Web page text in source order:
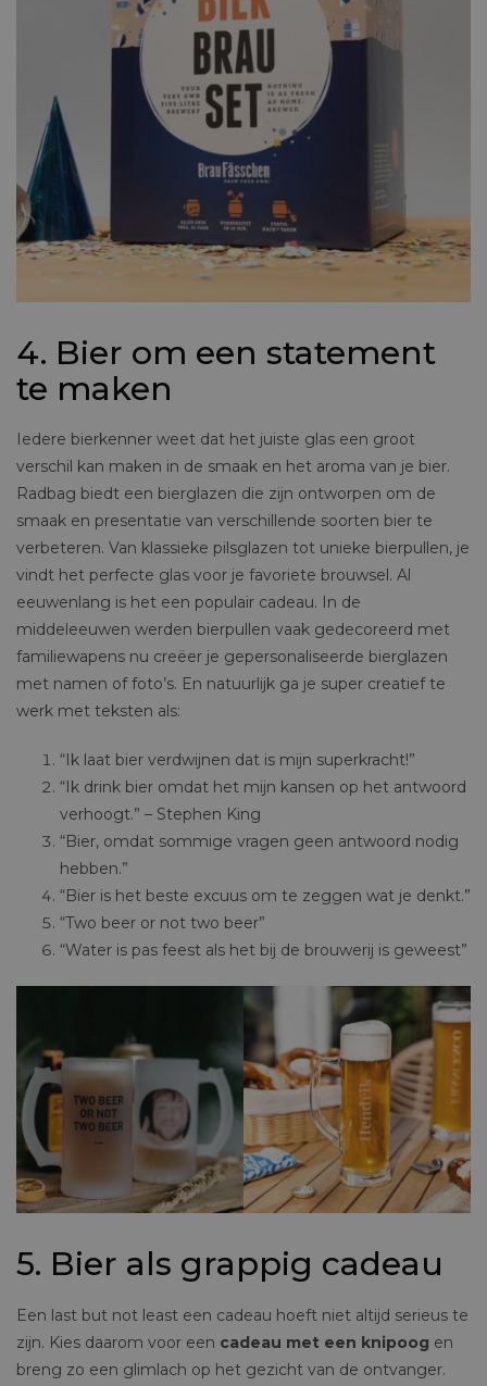
4. Bier om een statement
te maken
Iedere bierkenner weet dat het juiste glas een groot
verschil kan maken in de smaak en het aroma van je bier.
Radbag biedt een bierglazen die zijn ontworpen om de
smaak en presentatie van verschillende soorten bier te
verbeteren. Van klassieke pilsglazen tot unieke bierpullen, je
vindt het perfecte glas voor je favoriete brouwsel. Al
eeuwenlang is het een populair cadeau. In de
middeleeuwen werden bierpullen vaak gedecoreerd met
familiewapens nu creëer je gepersonaliseerde bierglazen
met namen of foto’s. En natuurlijk ga je super creatief te
werk met teksten als:
“Ik laat bier verdwijnen dat is mijn superkracht!”
“Ik drink bier omdat het mijn kansen op het antwoord
verhoogt.” – Stephen King
“Bier, omdat sommige vragen geen antwoord nodig
hebben.”
“Bier is het beste excuus om te zeggen wat je denkt.”
“Two beer or not two beer”
“Water is pas feest als het bij de brouwerij is geweest”
5. Bier als grappig cadeau
Een last but not least een cadeau hoeft niet altijd serieus te
zijn. Kies daarom voor een cadeau met een knipoog en
breng zo een glimlach op het gezicht van de ontvanger.